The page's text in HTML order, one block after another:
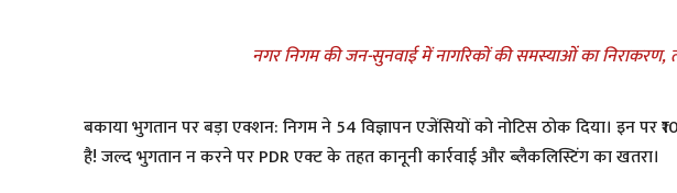
नगर निगम की जन-सुनवाई में नागरिकों की समस्याओं का निराकरण,
बकाया भुगतान पर बड़ा एक्शन: निगम ने 54 विज्ञापन एजेंसियों को नोटिस ठोक दिया। इन पर
है! जल्द भुगतान न करने पर PDR एक्ट के तहत कानूनी कार्रवाई और ब्लैकलिस्टिंग का खतरा।